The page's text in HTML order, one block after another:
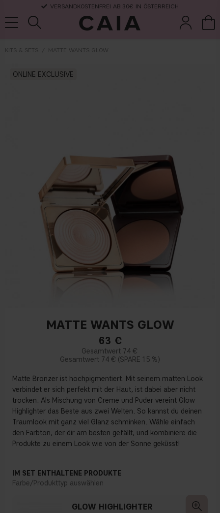
VERSANDKOSTENFREI AB 30€ IN ÖSTERREICH
KITS & SETS MATTE WANTS GLOW
ONLINE EXCLUSIVE
MATTE WANTS GLOW
63 €
74 €
74 €
15 %
Matte Bronzer ist hochpigmentiert. Mit seinem matten Look
verbindet er sich perfekt mit der Haut, ist dabei aber nicht
trocken. Als Mischung von Creme und Puder vereint Glow
Highlighter das Beste aus zwei Welten. So kannst du deinen
Traumlook mit ganz viel Glanz schminken. Wähle einfach
den Farbton, der dir am besten gefällt, und kombiniere die
Produkte zu einem Look wie von der Sonne geküsst!
IM SET ENTHALTENE PRODUKTE
Farbe/Produkttyp auswählen
GLOW HIGHLIGHTER
parfüm